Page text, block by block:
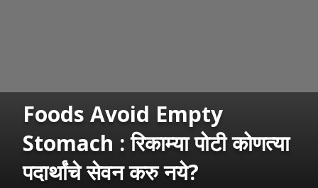
Foods Avoid Empty
Stomach : रिकाम्या पोटी कोणत्या
पदार्थांचे सेवन करु नये?